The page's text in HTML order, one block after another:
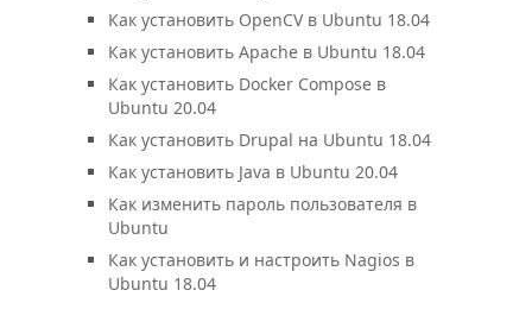
Как установить OpenCV в Ubuntu 18.04
Как установить Apache в Ubuntu 18.04
Как установить Docker Compose в
Ubuntu 20.04
Как установить Drupal на Ubuntu 18.04
Как установить Java в Ubuntu 20.04
Как изменить пароль пользователя в
Ubuntu
Как установить и настроить Nagios в
Ubuntu 18.04